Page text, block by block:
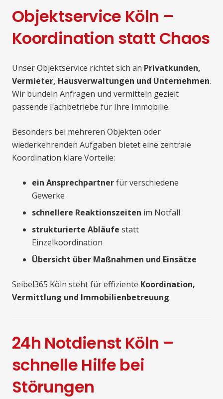
Objektservice Köln –
Koordination statt Chaos
Unser Objektservice richtet sich an Privatkunden,
Vermieter, Hausverwaltungen und Unternehmen.
Wir bündeln Anfragen und vermitteln gezielt
passende Fachbetriebe für Ihre Immobilie.
Besonders bei mehreren Objekten oder
wiederkehrenden Aufgaben bietet eine zentrale
Koordination klare Vorteile:
ein Ansprechpartnerfür verschiedene
Gewerke
schnellere Reaktionszeiten im Notfall
strukturierte Abläufe statt
Einzelkoordination
Übersicht über Maßnahmen und Einsätze
Seibel365 Köln steht für effiziente Koordination,
Vermittlung und Immobilienbetreuung.
24h Notdienst Köln –
schnelle Hilfe bei
Störungen